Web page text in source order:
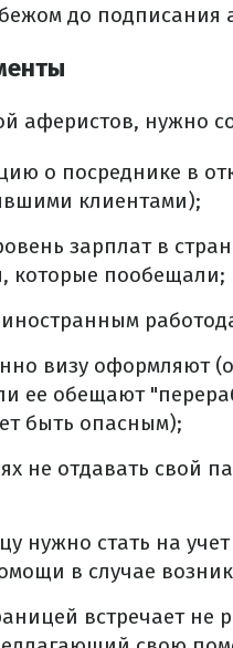
до подписания
аферистов, нужно
о посреднике в
клиентами);
зарплат в
которые пообещали;
визу оформляют
ее обещают
быть опасным);
не отдавать свой
нужно стать на
в случае
встречает не